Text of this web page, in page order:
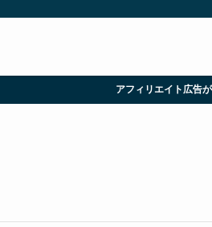
アフィリエイト広告